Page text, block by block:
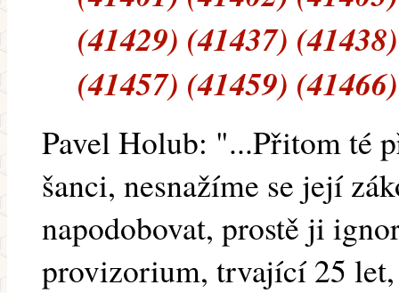
(41429) (41437)
(41457) (41459) (41466)
Pavel Holub: "...Přitom té
šanci, nesnažíme se její
napodobovat, prostě ji
provizorium, trvající 25